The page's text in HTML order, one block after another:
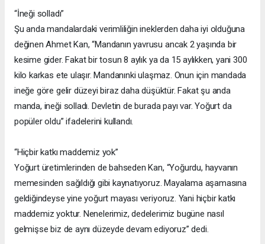
“İneği solladı”
Şu anda mandalardaki verimliliğin ineklerden daha iyi olduğuna
değinen Ahmet Kan, “Mandanın yavrusu ancak 2 yaşında bir
kesime gider. Fakat bir tosun 8 aylık ya da 15 aylıkken, yani 300
kilo karkas ete ulaşır. Mandanınki ulaşmaz. Onun için mandada
ineğe göre gelir düzeyi biraz daha düşüktür. Fakat şu anda
manda, ineği solladı. Devletin de burada payı var. Yoğurt da
popüler oldu” ifadelerini kullandı.
“Hiçbir katkı maddemiz yok”
Yoğurt üretimlerinden de bahseden Kan, “Yoğurdu, hayvanın
memesinden sağıldığı gibi kaynatıyoruz. Mayalama aşamasına
geldiğindeyse yine yoğurt mayası veriyoruz. Yani hiçbir katkı
maddemiz yoktur. Nenelerimiz, dedelerimiz bugüne nasıl
gelmişse biz de aynı düzeyde devam ediyoruz” dedi.